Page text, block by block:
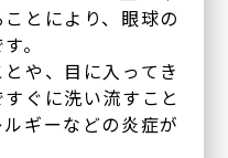
とにより、眼球の
。
や、目に入ってき
ぐに洗い流すこと
ギーなどの炎症が